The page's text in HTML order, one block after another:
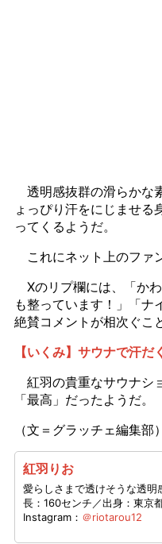
透明感抜群の滑らかな
ょっぴり汗をにじませる
ってくるようだ。
これにネット上のファ
Xのリプ欄には、「か
も整っています！」「ナ
絶賛コメントが相次ぐこ
【いくみ】サウナで汗だ
紅羽の貴重なサウナシ
「最高」だったようだ。
（文＝グラッチェ編集部）
紅羽りお
愛らしさまで透けそうな透
長：160センチ／出身：東京
Instagram： ＠riotarou12